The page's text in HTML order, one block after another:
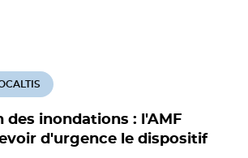
des inondations : l'AMF
d'urgence le dispositif